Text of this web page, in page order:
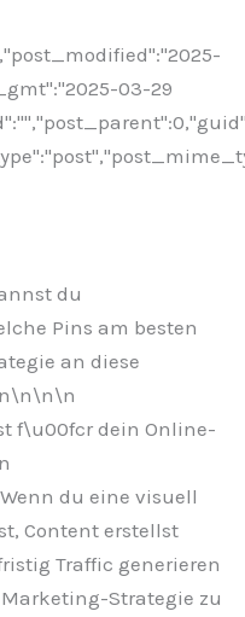
03-29
du
Pins am besten
an diese
\n\n\n
f\u00fcr dein Online-
du eine visuell
Content erstellst
Traffic generieren
Strategie zu